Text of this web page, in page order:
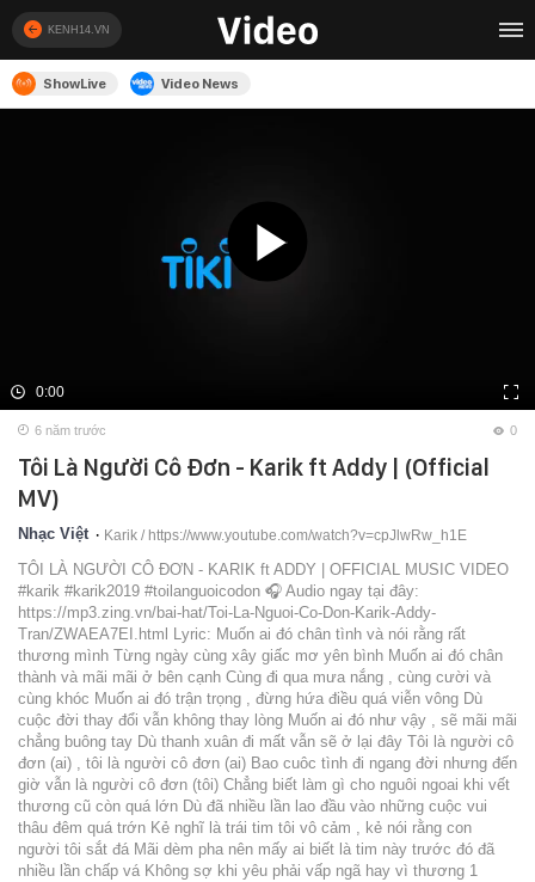
KENH14.VN
ShowLive Video News
0:00
6 năm trước 0
Tôi Là Người Cô Đơn - Karik ft Addy | (Official
MV)
Nhạc Việt Karik / https://www.youtube.com/watch?v=cpJlwRw_h1E
TÔI LÀ NGƯỜI CÔ ĐƠN - KARIK ft ADDY | OFFICIAL MUSIC VIDEO
#karik #karik2019 #toilanguoicodon 🎧 Audio ngay tại đây:
https://mp3.zing.vn/bai-hat/Toi-La-Nguoi-Co-Don-Karik-Addy-
Tran/ZWAEA7EI.html Lyric: Muốn ai đó chân tình và nói rằng rất
thương mình Từng ngày cùng xây giấc mơ yên bình Muốn ai đó chân
thành và mãi mãi ở bên cạnh Cùng đi qua mưa nắng , cùng cười và
cùng khóc Muốn ai đó trận trọng , đừng hứa điều quá viễn vông Dù
cuộc đời thay đổi vẫn không thay lòng Muốn ai đó như vậy , sẽ mãi mãi
chẳng buông tay Dù thanh xuân đi mất vẫn sẽ ở lại đây Tôi là người cô
đơn (ai) , tôi là người cô đơn (ai) Bao cuôc tình đi ngang đời nhưng đến
giờ vẫn là người cô đơn (tôi) Chẳng biết làm gì cho nguôi ngoai khi vết
thương cũ còn quá lớn Dù đã nhiều lần lao đầu vào những cuộc vui
thâu đêm quá trớn Kẻ nghĩ là trái tim tôi vô cảm , kẻ nói rằng con
người tôi sắt đá Mãi dèm pha nên mấy ai biết là tim này trước đó đã
nhiều lần chấp vá Không sợ khi yêu phải vấp ngã hay vì thương 1